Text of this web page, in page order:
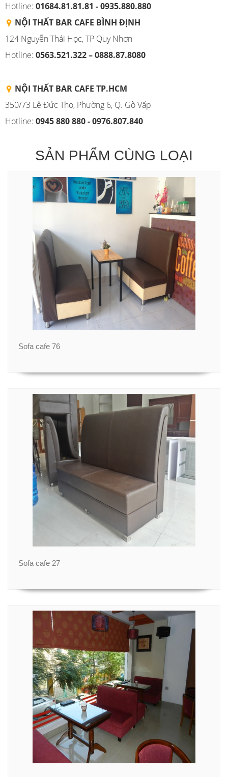
Hotline: 01684.81.81.81 - 0935.880.880
NỘI THẤT BAR CAFE BÌNH ĐỊNH
124 Nguyễn Thái Học, TP Quy Nhơn
Hotline: 0563.521.322 – 0888.87.8080
NỘI THẤT BAR CAFE TP.HCM
350/73 Lê Đức Thọ, Phường 6, Q. Gò Vấp
Hotline: 0945 880 880 - 0976.807.840
SẢN PHẨM CÙNG LOẠI
Sofa cafe 76
Sofa cafe 27